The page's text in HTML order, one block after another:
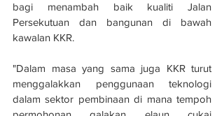
bagi menambah baik kualiti Jalan
Persekutuan dan bangunan di bawah
kawalan KKR.
"Dalam masa yang sama juga KKR turut
menggalakkan penggunaan teknologi
dalam sektor pembinaan di mana tempoh